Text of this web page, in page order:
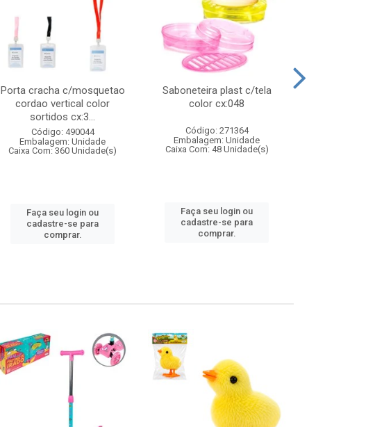
Porta cracha c/mosquetao
cordao vertical color
sortidos cx:3...
Código: 490044
Embalagem: Unidade
Caixa Com: 360 Unidade(s)
Faça seu login ou
cadastre-se para
comprar.
Saboneteira plast c/tela
color cx:048
Código: 271364
Embalagem: Unidade
Caixa Com: 48 Unidade(s)
Faça seu login ou
cadastre-se para
comprar.